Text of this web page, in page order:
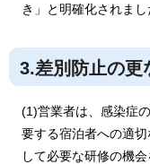
き」と明確化されまし
3.差別防止の更
(1)営業者は、感染症
要する宿泊者への適
して必要な研修の機